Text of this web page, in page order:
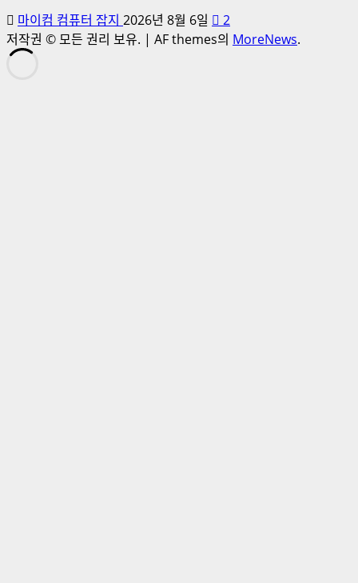
마이컴 컴퓨터 잡지 2026년 8월 6일
2
저작권 © 모든 권리 보유. | AF themes의 MoreNews.